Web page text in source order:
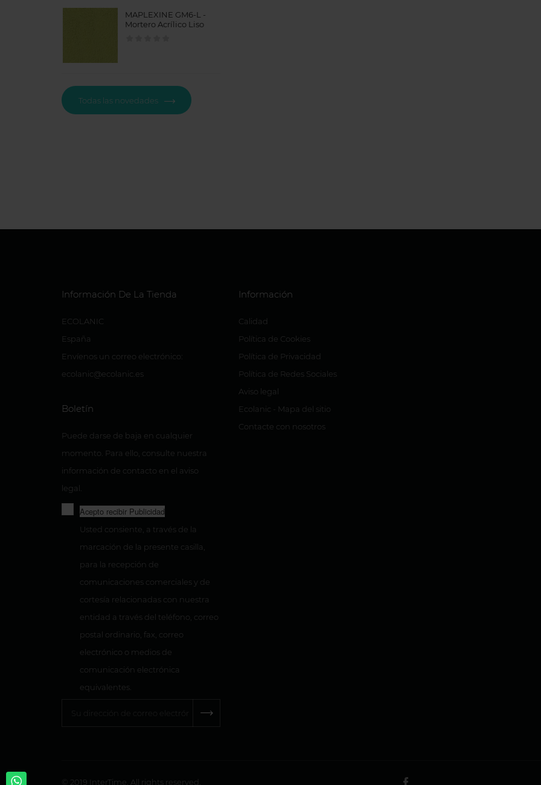
MAPLEXINE GM6-L -
Mortero Acrílico Liso
Todas las novedades
Información De La Tienda
ECOLANIC
España
Envíenos un correo electrónico:
ecolanic@ecolanic.es
Boletín
Puede darse de baja en cualquier
momento. Para ello, consulte nuestra
información de contacto en el aviso
legal.
Acepto recibir Publicidad
Usted consiente, a través de la
marcación de la presente casilla,
para la recepción de
comunicaciones comerciales y de
cortesía relacionadas con nuestra
entidad a través del teléfono, correo
postal ordinario, fax, correo
electrónico o medios de
comunicación electrónica
equivalentes.
Información
Calidad
Política de Cookies
Política de Privacidad
Política de Redes Sociales
Aviso legal
Ecolanic - Mapa del sitio
Contacte con nosotros
© 2019 InterTime. All rights reserved.